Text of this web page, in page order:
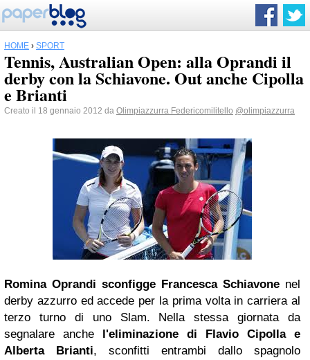
HOME › SPORT
Tennis, Australian Open: alla Oprandi il
derby con la Schiavone. Out anche Cipolla
e Brianti
Creato il 18 gennaio 2012 da Olimpiazzurra Federicomilitello @olimpiazzurra
Romina Oprandi sconfigge Francesca Schiavone nel
derby azzurro ed accede per la prima volta in carriera al
terzo turno di uno Slam. Nella stessa giornata da
segnalare anche l'eliminazione di Flavio Cipollae
Alberta Brianti, sconfitti entrambi dallo spagnolo